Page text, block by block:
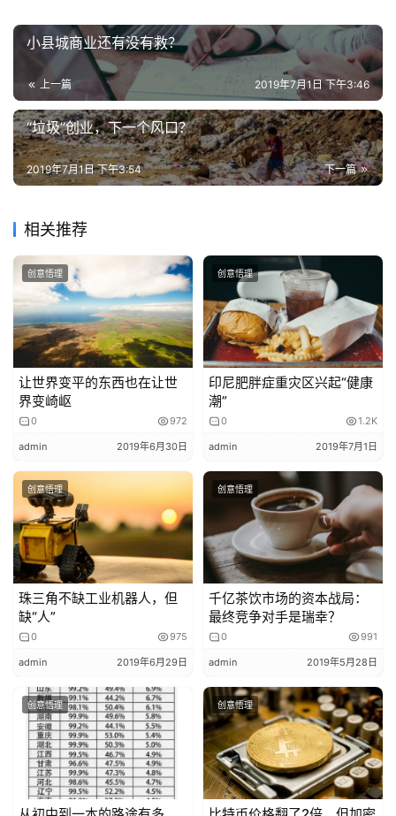
的
品
教
学
素
第四个是个性化算法形成的“茧房效应”。“信息茧房是指人
们的信息领域会习惯性地被自己的兴趣所引导，从而将自己
的生活桎梏于像蚕茧一般的茧房中的现象。”如果你表现得
对负面感兴趣（大多数人都可能会这样，这是人性），你看
过负面，就会被新闻客户端推送更多负面，你陷入了自己的
信息茧房，大众也被困在了一个“茧房”，于是，就有了开篇
条，比如某知名演员一个生日微博转发过亿，数据是假的，
粉丝助攻强占头条的行为最近被打击了；再比如曾经明星出
轨这样的八卦很多，后来变少了。现在看来，这给真正的
“新闻”腾出了空间，只是人们又发现，坏消息多起来了。
这样的现象，好还是不好？要辩证地看。
好处显而易见，社会真正需要被关注的“阴暗面”被曝光出
来，进而让事件朝好的方向发展，甚至推动社会进步，比如
“丈夫把妻子推下悬崖”提醒人们找对象要警惕；“操场埋尸”
新闻推动案件浮出水面和侦破进程，终将让坏人被绳之以
法……新闻正在发挥应该发挥的价值，微博曾经的口号：“关
注产生力量，围观改变世界”，今天看依然很有力量。
弊端同样存在，显得有些隐蔽：当人们每天都关注这些极端
的个体事件，更应该被关注的事情就缺少了本应获取的注意
力。每个负面新闻都是孤立的“点”，但要让世界变得更好，
就需要将点连成线，线连成面，系统式地来解决问题，否
则，新闻相关的所有人，都会疲于奔命。
创意物理原创文章。发布者：admin，转转请注明出处：
https://www.chuangyiwuli.com/wuli/722/
小县城商业还有没有救？
上一篇 2019年7月1日 下午3:46
“垃圾”创业，下一个风口？
下一篇
2019年7月1日 下午3:54
相关推荐
创意悟理
让世界变平的东西也在让世
界变崎岖
0 972
admin 2019年6月30日
创意悟理
印尼肥胖症重灾区兴起“健康
潮”
0 1.2K
admin 2019年7月1日
创意悟理
珠三角不缺工业机器人，但
缺“人”
0 975
admin 2019年6月29日
创意悟理
千亿茶饮市场的资本战局：
最终竞争对手是瑞幸？
0 991
admin 2019年5月28日
创意悟理 创意悟理